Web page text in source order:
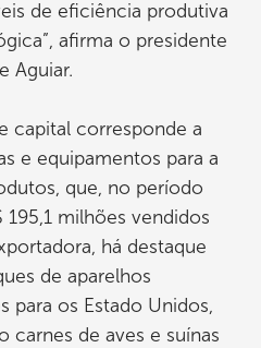
de eficiência produtiva
afirma o presidente
Aguiar.
capital corresponde a
e equipamentos para a
que, no período
195,1 milhões vendidos
há destaque
de aparelhos
para os Estado Unidos,
carnes de aves e suínas